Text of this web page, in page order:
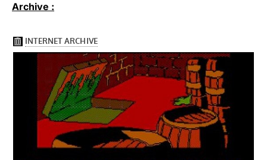
Archive :